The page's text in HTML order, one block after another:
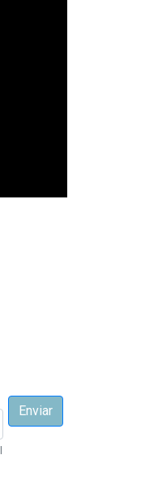
Enviar